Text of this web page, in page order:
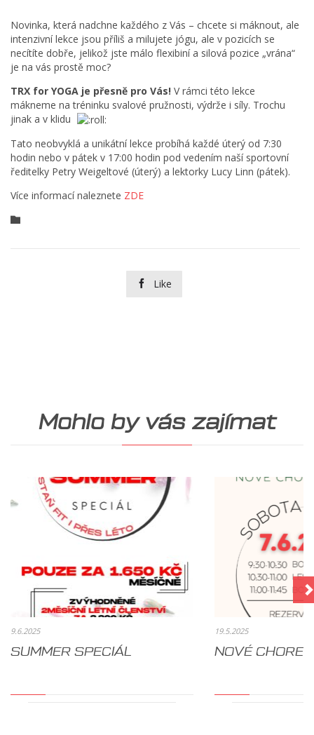
Novinka, která nadchne každého z Vás – chcete si máknout, ale
intenzivní lekce jsou příliš a milujete jógu, ale v pozicích se
necítíte dobře, jelikož jste málo flexibiní a silová pozice „vrána“
je na vás prostě moc?
TRX for YOGA je přesně pro Vás! V rámci této lekce
mákneme na tréninku svalové pružnosti, výdrže i síly. Trochu
jinak a v klidu
Tato neobvyklá a unikátní lekce probíhá každé úterý od 7:30
hodin nebo v pátek v 17:00 hodin pod vedením naší sportovní
ředitelky Petry Weigeltové (úterý) a lektorky Lucy Linn (pátek).
Více informací naleznete ZDE

 Like
Mohlo by vás zajímat
9.6.2025
SUMMER SPECIÁL
19.5.2025
NOVÉ CHOREO